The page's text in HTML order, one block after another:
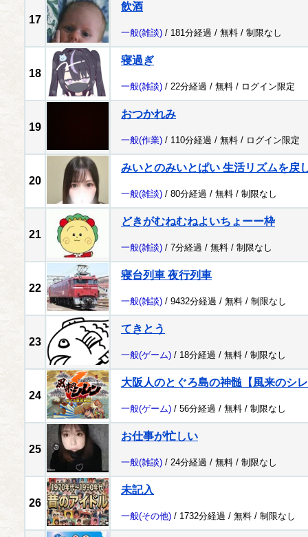
17
飲酒
一般(雑談) / 181分経過 / 無料 / 制限なし
18
寝過ぎ
一般(雑談) / 22分経過 / 無料 / ログイン限定
19
おつかれみ
一般(作業) / 110分経過 / 無料 / ログイン限定
20
みいとのみいとぱい 生活リズムを戻
一般(雑談) / 80分経過 / 無料 / 制限なし
21
どきがむねむねよいちょーー枠
一般(雑談) / 7分経過 / 無料 / 制限なし
22
寝台列車 夜行列車
一般(雑談) / 9432分経過 / 無料 / 制限なし
23
てきとう
一般(ゲーム) / 18分経過 / 無料 / 制限なし
24
大阪人のとぐろ島の神髄【風来のシ
一般(ゲーム) / 56分経過 / 無料 / 制限なし
25
お仕事が忙しい
一般(雑談) / 24分経過 / 無料 / 制限なし
26
未記入
一般(その他) / 1732分経過 / 無料 / 制限なし